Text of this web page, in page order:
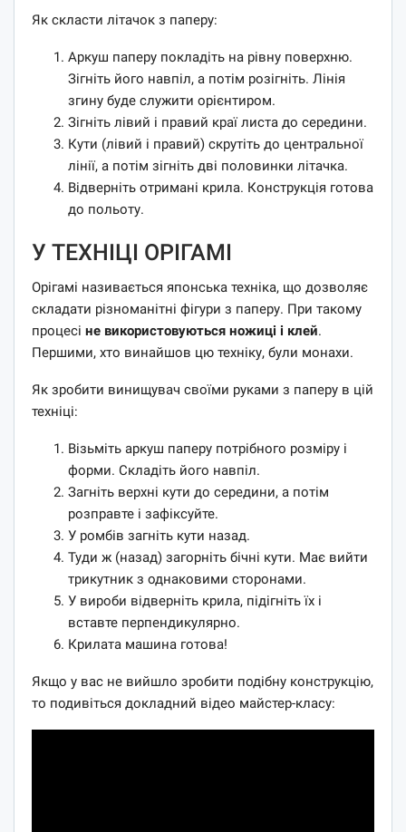
Як скласти літачок з паперу:
Аркуш паперу покладіть на рівну поверхню.
Зігніть його навпіл, а потім розігніть. Лінія
згину буде служити орієнтиром.
Зігніть лівий і правий краї листа до середини.
Кути (лівий і правий) скрутіть до центральної
лінії, а потім зігніть дві половинки літачка.
Відверніть отримані крила. Конструкція готова
до польоту.
У ТЕХНІЦІ ОРІГАМІ
Орігамі називається японська техніка, що дозволяє
складати різноманітні фігури з паперу. При такому
процесі не використовуються ножиці і клей.
Першими, хто винайшов цю техніку, були монахи.
Як зробити винищувач своїми руками з паперу в цій
техніці:
Візьміть аркуш паперу потрібного розміру і
форми. Складіть його навпіл.
Загніть верхні кути до середини, а потім
розправте і зафіксуйте.
У ромбів загніть кути назад.
Туди ж (назад) загорніть бічні кути. Має вийти
трикутник з однаковими сторонами.
У вироби відверніть крила, підігніть їх і
вставте перпендикулярно.
Крилата машина готова!
Якщо у вас не вийшло зробити подібну конструкцію,
то подивіться докладний відео майстер-класу: